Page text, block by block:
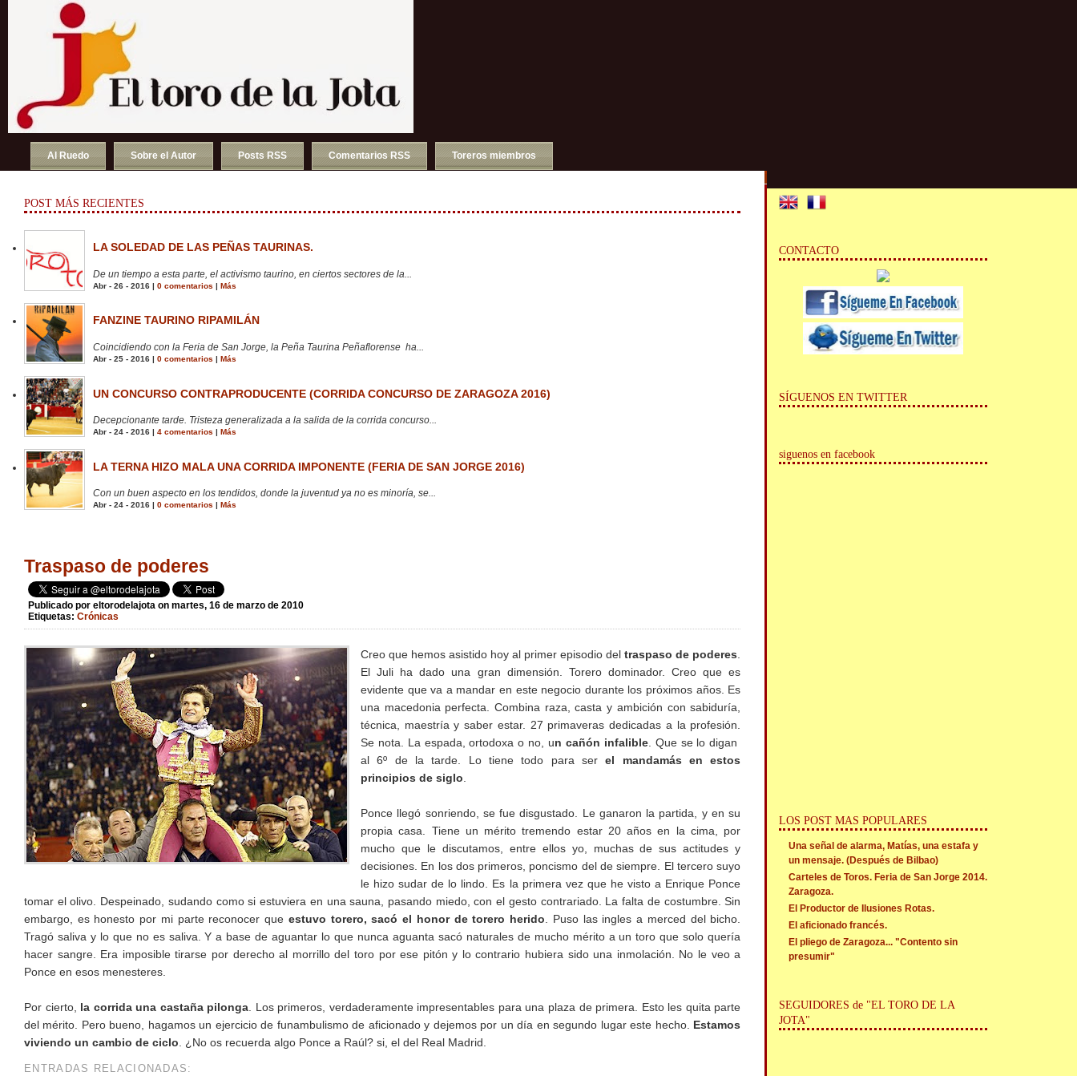
Al Ruedo Sobre el Autor Posts RSS Comentarios RSS Toreros miembros
POST MÁS RECIENTES
LA SOLEDAD DE LAS PEÑAS TAURINAS.
De un tiempo a esta parte, el activismo taurino, en ciertos sectores de la...
Abr - 26 - 2016 | 0 comentarios | Más
FANZINE TAURINO RIPAMILÁN
Coincidiendo con la Feria de San Jorge, la Peña Taurina Peñaflorense ha...
Abr - 25 - 2016 | 0 comentarios | Más
UN CONCURSO CONTRAPRODUCENTE (CORRIDA CONCURSO DE ZARAGOZA 2016)
Decepcionante tarde. Tristeza generalizada a la salida de la corrida concurso...
Abr - 24 - 2016 | 4 comentarios | Más
LA TERNA HIZO MALA UNA CORRIDA IMPONENTE (FERIA DE SAN JORGE 2016)
Con un buen aspecto en los tendidos, donde la juventud ya no es minoría, se...
Abr - 24 - 2016 | 0 comentarios Más
Traspaso de poderes
Publicado por eltorodelajota on martes, 16 de marzo de 2010
Etiquetas: Crónicas
Creo que hemos asistido hoy al primer episodio deltraspaso de poderes
El Juli ha dado una gran dimensión. Torero dominador. Creo que es
evidente que va a mandar en este negocio durante los próximos años. Es
una macedonia perfecta. Combina raza, casta y ambición con sabiduría,
técnica, maestría y saber estar. 27 primaveras dedicadas a la profesión.
Se nota. La espada, ortodoxa o no, un cañón infalible. Que se lo digan
al 6º de la tarde. Lo tiene todo para serel mandamás en estos
principios de siglo
Ponce llegó sonriendo, se fue disgustado. Le ganaron la partida, y en su
propia casa. Tiene un mérito tremendo estar 20 años en la cima, por
mucho que le discutamos, entre ellos yo, muchas de sus actitudes y
decisiones. En los dos primeros, poncismo del de siempre. El tercero suyo
le hizo sudar de lo lindo. Es la primera vez que he visto a Enrique Ponce
tomar el olivo. Despeinado, sudando como si estuviera en una sauna, pasando miedo, con el gesto contrariado. La falta de costumbre. Sin
embargo, es honesto por mi parte reconocer que estuvo torero, sacó el honor de torero herido . Puso las ingles a merced del bicho.
Tragó saliva y lo que no es saliva. Y a base de aguantar lo que nunca aguanta sacó naturales de mucho mérito a un toro que solo quería
hacer sangre. Era imposible tirarse por derecho al morrillo del toro por ese pitón y lo contrario hubiera sido una inmolación. No le veo a
Ponce en esos menesteres.
Por cierto, la corrida una castaña pilonga . Los primeros, verdaderamente impresentables para una plaza de primera. Esto les quita parte
del mérito. Pero bueno, hagamos un ejercicio de funambulismo de aficionado y dejemos por un día en segundo lugar este hecho. Estamos
viviendo un cambio de ciclo . ¿No os recuerda algo Ponce a Raúl? si, el del Real Madrid.
ENTRADAS RELACIONADAS:
CONTACTO
SÍGUENOS EN TWITTER
siguenos en facebook
LOS POST MAS POPULARES
Una señal de alarma, Matías, una estafa y
un mensaje. (Después de Bilbao)
Carteles de Toros. Feria de San Jorge 2014.
Zaragoza.
El Productor de Ilusiones Rotas.
El aficionado francés.
El pliego de Zaragoza... "Contento sin
presumir"
SEGUIDORES de "EL TORO DE LA
JOTA"